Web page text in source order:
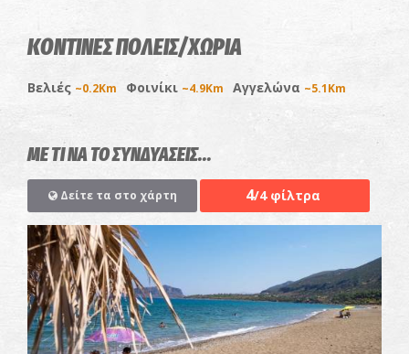
ΚΟΝΤΙΝΕΣ ΠΟΛΕΙΣ/ΧΩΡΙΑ
Βελιές ~0.2Km Φοινίκι ~4.9Km Αγγελώνα ~5.1Km
ΜΕ ΤΙ ΝΑ ΤΟ ΣΥΝΔΥΑΣΕΙΣ...
Δείτε τα στο χάρτη 4/4 φίλτρα